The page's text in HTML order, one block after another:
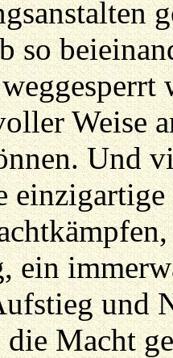
so
Weise
Und
ein
und
die Macht